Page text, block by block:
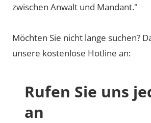
zwischen Anwalt und Mandant."
Möchten Sie nicht lange suchen?
unsere kostenlose Hotline an:
Rufen Sie uns
an